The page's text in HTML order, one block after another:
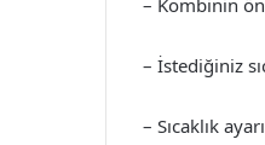
– İstediğiniz
– Sıcaklık